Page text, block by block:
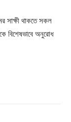
সাক্ষী থাকতে সকল
বিশেষভাবে অনুরোধ